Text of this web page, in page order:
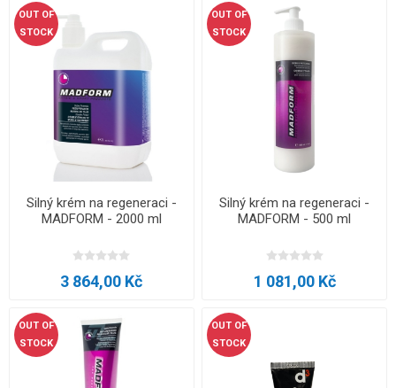
OUT OF
STOCK
Silný krém na regeneraci -
MADFORM - 2000 ml
3 864,00 Kč
OUT OF
STOCK
Silný krém na regeneraci -
MADFORM - 500 ml
1 081,00 Kč
OUT OF
STOCK
OUT OF
STOCK